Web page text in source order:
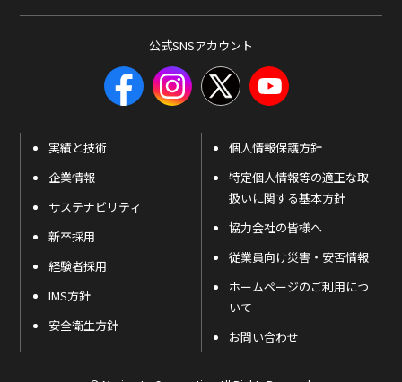
公式SNSアカウント
実績と技術
企業情報
サステナビリティ
新卒採用
経験者採用
IMS方針
安全衛生方針
個人情報保護方針
特定個人情報等の適正な取
扱いに関する基本方針
協力会社の皆様へ
従業員向け災害・安否情報
ホームページのご利用につ
いて
お問い合わせ